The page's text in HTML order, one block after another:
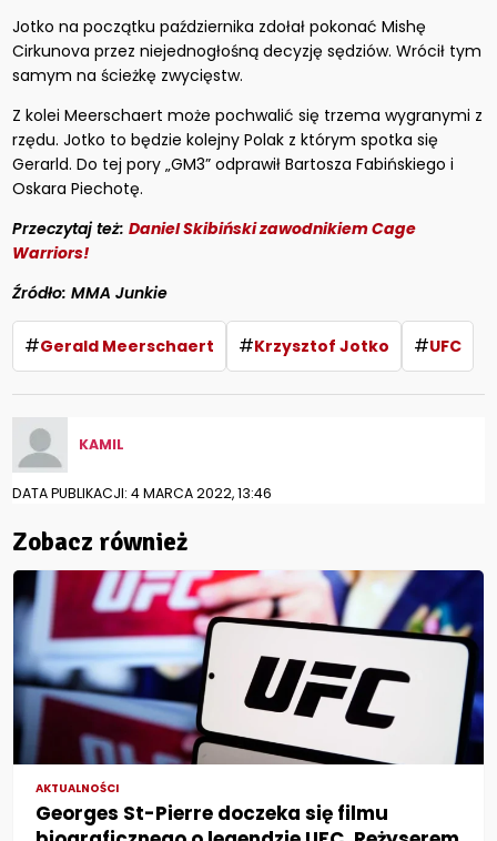
Jotko na początku października zdołał pokonać Mishę
Cirkunova przez niejednogłośną decyzję sędziów. Wrócił tym
samym na ścieżkę zwycięstw.
Z kolei Meerschaert może pochwalić się trzema wygranymi z
rzędu. Jotko to będzie kolejny Polak z którym spotka się
Gerarld. Do tej pory „GM3” odprawił Bartosza Fabińskiego i
Oskara Piechotę.
Przeczytaj też:Daniel Skibiński zawodnikiem Cage
Warriors!
Źródło: MMA Junkie
#Gerald Meerschaert #Krzysztof Jotko #UFC
KAMIL
DATA PUBLIKACJI: 4 MARCA 2022, 13:46
Zobacz również
AKTUALNOŚCI
Georges St-Pierre doczeka się filmu